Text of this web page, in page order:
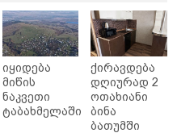
იყიდება
მიწის
ნაკვეთი
ტაბახმელაში
ქირავდება
დღიურად 2
ოთახიანი
ბინა
ბათუმში